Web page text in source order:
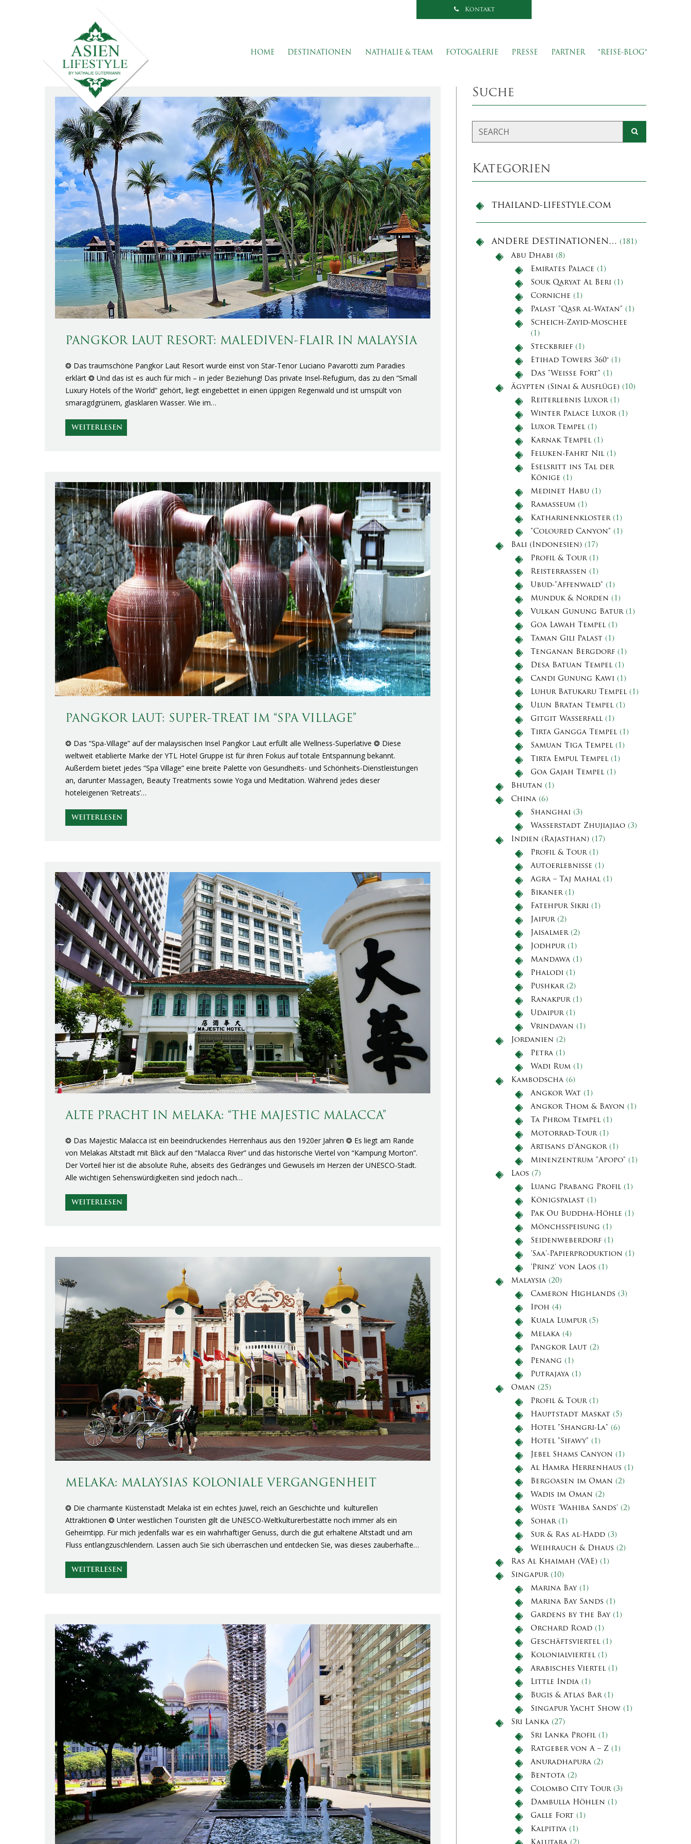
Kontakt
HOME DESTINATIONEN NATHALIE & TEAM FOTOGALERIE PRESSE PARTNER *REISE-BLOG*
PANGKOR LAUT RESORT: MALEDIVEN-FLAIR IN MALAYSIA
❂ Das traumschöne Pangkor Laut Resort wurde einst von Star-Tenor Luciano Pavarotti zum Paradies
erklärt ❂ Und das ist es auch für mich – in jeder Beziehung! Das private Insel-Refugium, das zu den “Small
Luxury Hotels of the World” gehört, liegt eingebettet in einen üppigen Regenwald und ist umspült von
smaragdgrünem, glasklaren Wasser. Wie im…
WEITERLESEN
PANGKOR LAUT: SUPER-TREAT IM “SPA VILLAGE”
❂ Das “Spa-Village” auf der malaysischen Insel Pangkor Laut erfüllt alle Wellness-Superlative ❂ Diese
weltweit etablierte Marke der YTL Hotel Gruppe ist für ihren Fokus auf totale Entspannung bekannt.
Außerdem bietet jedes “Spa Village” eine breite Palette von Gesundheits- und Schönheits-Dienstleistungen
an, darunter Massagen, Beauty Treatments sowie Yoga und Meditation. Während jedes dieser
hoteleigenen ‘Retreats’…
WEITERLESEN
ALTE PRACHT IN MELAKA: “THE MAJESTIC MALACCA”
❂ Das Majestic Malacca ist ein beeindruckendes Herrenhaus aus den 1920er Jahren ❂ Es liegt am Rande
von Melakas Altstadt mit Blick auf den “Malacca River” und das historische Viertel von “Kampung Morton”.
Der Vorteil hier ist die absolute Ruhe, abseits des Gedränges und Gewusels im Herzen der UNESCO-Stadt.
Alle wichtigen Sehenswürdigkeiten sind jedoch nach…
WEITERLESEN
MELAKA: MALAYSIAS KOLONIALE VERGANGENHEIT
❂ Die charmante Küstenstadt Melaka ist ein echtes Juwel, reich an Geschichte und kulturellen
Attraktionen ❂ Unter westlichen Touristen gilt die UNESCO-Weltkulturerbestätte noch immer als ein
Geheimtipp. Für mich jedenfalls war es ein wahrhaftiger Genuss, durch die gut erhaltene Altstadt und am
Fluss entlangzuschlendern. Lassen auch Sie sich überraschen und entdecken Sie, was dieses zauberhafte…
WEITERLESEN
Suche
Kategorien
THAILAND-LIFESTYLE.COM
ANDERE DESTINATIONEN… (181)
Abu Dhabi (8)
Emirates Palace (1)
Souk Qaryat Al Beri (1)
Corniche (1)
Palast "Qasr al-Watan" (1)
Scheich-Zayid-Moschee
(1)
Steckbrief (1)
Etihad Towers 360° (1)
Das "Weiße Fort" (1)
Ägypten (Sinai & Ausflüge) (10)
Reiterlebnis Luxor(1)
Winter Palace Luxor(1)
Luxor Tempel (1)
Karnak Tempel (1)
Feluken-Fahrt Nil (1)
Eselsritt ins Tal der
Könige (1)
Medinet Habu (1)
Ramasseum (1)
Katharinenkloster(1)
"Coloured Canyon" (1)
Bali (Indonesien) (17)
Profil & Tour(1)
Reisterrassen (1)
Ubud-"Affenwald" (1)
Munduk & Norden (1)
Vulkan Gunung Batur(1)
Goa Lawah Tempel (1)
Taman Gili Palast (1)
Tenganan Bergdorf (1)
Desa Batuan Tempel (1)
Candi Gunung Kawi (1)
Luhur Batukaru Tempel (1)
Ulun Bratan Tempel (1)
Gitgit Wasserfall (1)
Tirta Gangga Tempel (1)
Samuan Tiga Tempel (1)
Tirta Empul Tempel (1)
Goa Gajah Tempel (1)
Bhutan (1)
China (6)
Shanghai (3)
Wasserstadt Zhujiajiao (3)
Indien (Rajasthan) (17)
Profil & Tour(1)
Autoerlebnisse (1)
Agra – Taj Mahal (1)
Bikaner(1)
Fatehpur Sikri (1)
Jaipur(2)
Jaisalmer(2)
Jodhpur(1)
Mandawa (1)
Phalodi (1)
Pushkar(2)
Ranakpur(1)
Udaipur(1)
Vrindavan (1)
Jordanien (2)
Petra (1)
Wadi Rum (1)
Kambodscha (6)
Angkor Wat (1)
Angkor Thom & Bayon (1)
Ta Phrom Tempel (1)
Motorrad-Tour(1)
Artisans d'Angkor(1)
Minenzentrum "Apopo" (1)
Laos (7)
Luang Prabang Profil (1)
Königspalast (1)
Pak Ou Buddha-Höhle (1)
Mönchsspeisung (1)
Seidenweberdorf (1)
'Saa'-Papierproduktion (1)
'Prinz' von Laos (1)
Malaysia (20)
Cameron Highlands (3)
Ipoh (4)
Kuala Lumpur(5)
Melaka (4)
Pangkor Laut (2)
Penang (1)
Putrajaya (1)
Oman (25)
Profil & Tour(1)
Hauptstadt Maskat (5)
Hotel "Shangri-La" (6)
Hotel "Sifawy" (1)
Jebel Shams Canyon (1)
Al Hamra Herrenhaus (1)
Bergoasen im Oman (2)
Wadis im Oman (2)
Wüste 'Wahiba Sands' (2)
Sohar(1)
Sur & Ras al-Hadd (3)
Weihrauch & Dhaus (2)
Ras Al Khaimah (VAE) (1)
Singapur(10)
Marina Bay(1)
Marina Bay Sands (1)
Gardens by the Bay(1)
Orchard Road (1)
Geschäftsviertel (1)
Kolonialviertel (1)
Arabisches Viertel (1)
Little India (1)
Bugis & Atlas Bar(1)
Singapur Yacht Show (1)
Sri Lanka (27)
Sri Lanka Profil (1)
Ratgeber von A – Z (1)
Anuradhapura (2)
Bentota (2)
Colombo City Tour(3)
Dambulla Höhlen (1)
Galle Fort (1)
Kalpitiya (1)